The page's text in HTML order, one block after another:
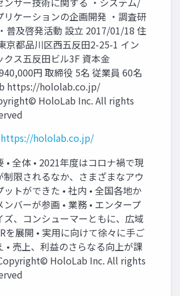
リケーションの企画開発 ・調査研
普及啓発活動 設立 2017/01/18 住
京都品川区西五反田2-25-1 イン
クス五反田ビル3F 資本金
円 取締役 5名 従業員 60名
https://hololab.co.jp/
HoloLab Inc. All rights
https://hololab.co.jp/
• 全体 • 2021年度はコロナ禍で現
制限されるなか、さまざまなアウ
ットができた • 社内 • 全国各地か
ンバーが参画 • 業務 • エンタープ
ズ、コンシューマーともに、広域
を展開 • 実用に向けて徐々に手ご
• 売上、利益のさらなる向上が課
HoloLab Inc. All rights